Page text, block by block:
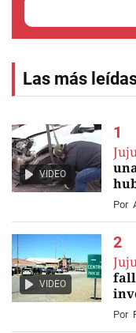
Las más
VIDEO
Por
VIDEO
Por